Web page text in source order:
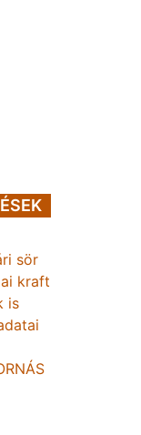
sör
kraft
is